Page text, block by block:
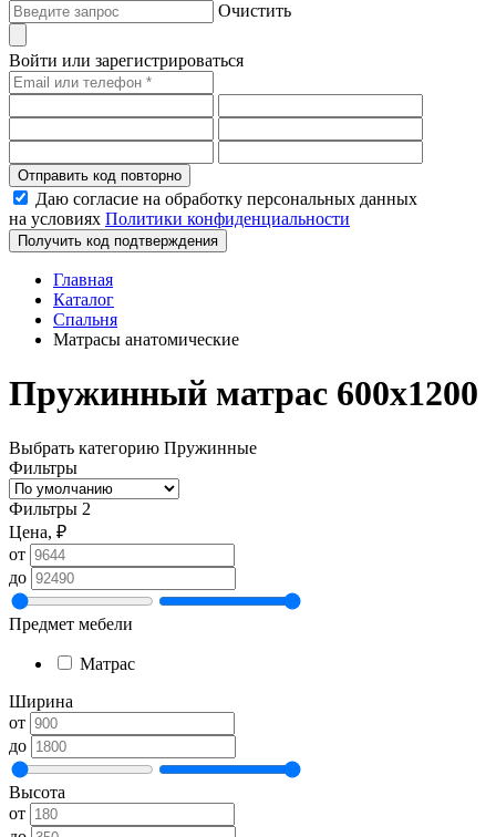
Очистить
Войти или зарегистрироваться
Отправить код повторно
Даю согласие на обработку персональных данных
на условиях Политики конфиденциальности
Получить код подтверждения
Главная
Каталог
Спальня
Матрасы анатомические
Пружинный матрас 600х1200
Выбрать категорию Пружинные
Фильтры
Фильтры 2
Цена, ₽
от
до
Предмет мебели
Матрас
Ширина
от
до
Высота
от